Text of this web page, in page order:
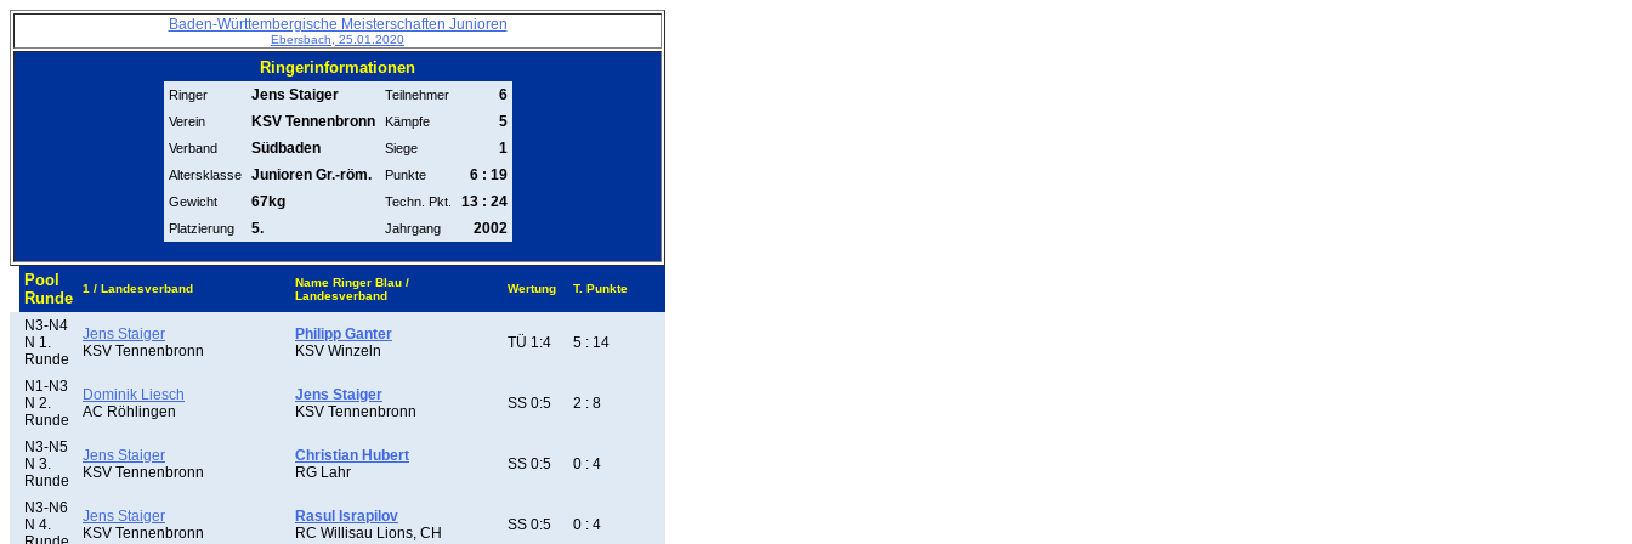
Baden-Württembergische Meisterschaften Junioren
Ebersbach, 25.01.2020
Ringerinformationen
Ringer Jens Staiger Teilnehmer 6
Verein KSV Tennenbronn Kämpfe 5
Verband Südbaden Siege 1
Altersklasse Junioren Gr.-röm. Punkte 6 : 19
Gewicht 67kg Techn. Pkt. 13 : 24
Platzierung 5. Jahrgang 2002
Pool
Runde
1 / Landesverband
Name Ringer Blau /
Landesverband
Wertung T. Punkte
N3-N4
N 1.
Runde
Jens Staiger
KSV Tennenbronn
Philipp Ganter
KSV Winzeln
TÜ 1:4 5 : 14
N1-N3
N 2.
Runde
Dominik Liesch
AC Röhlingen
Jens Staiger
KSV Tennenbronn
SS 0:5 2 : 8
N3-N5
N 3.
Runde
Jens Staiger
KSV Tennenbronn
Christian Hubert
RG Lahr
SS 0:5 0 : 4
N3-N6
N 4.
Jens Staiger
KSV Tennenbronn
Rasul Israpilov
RC Willisau Lions, CH
SS 0:5 0 : 4